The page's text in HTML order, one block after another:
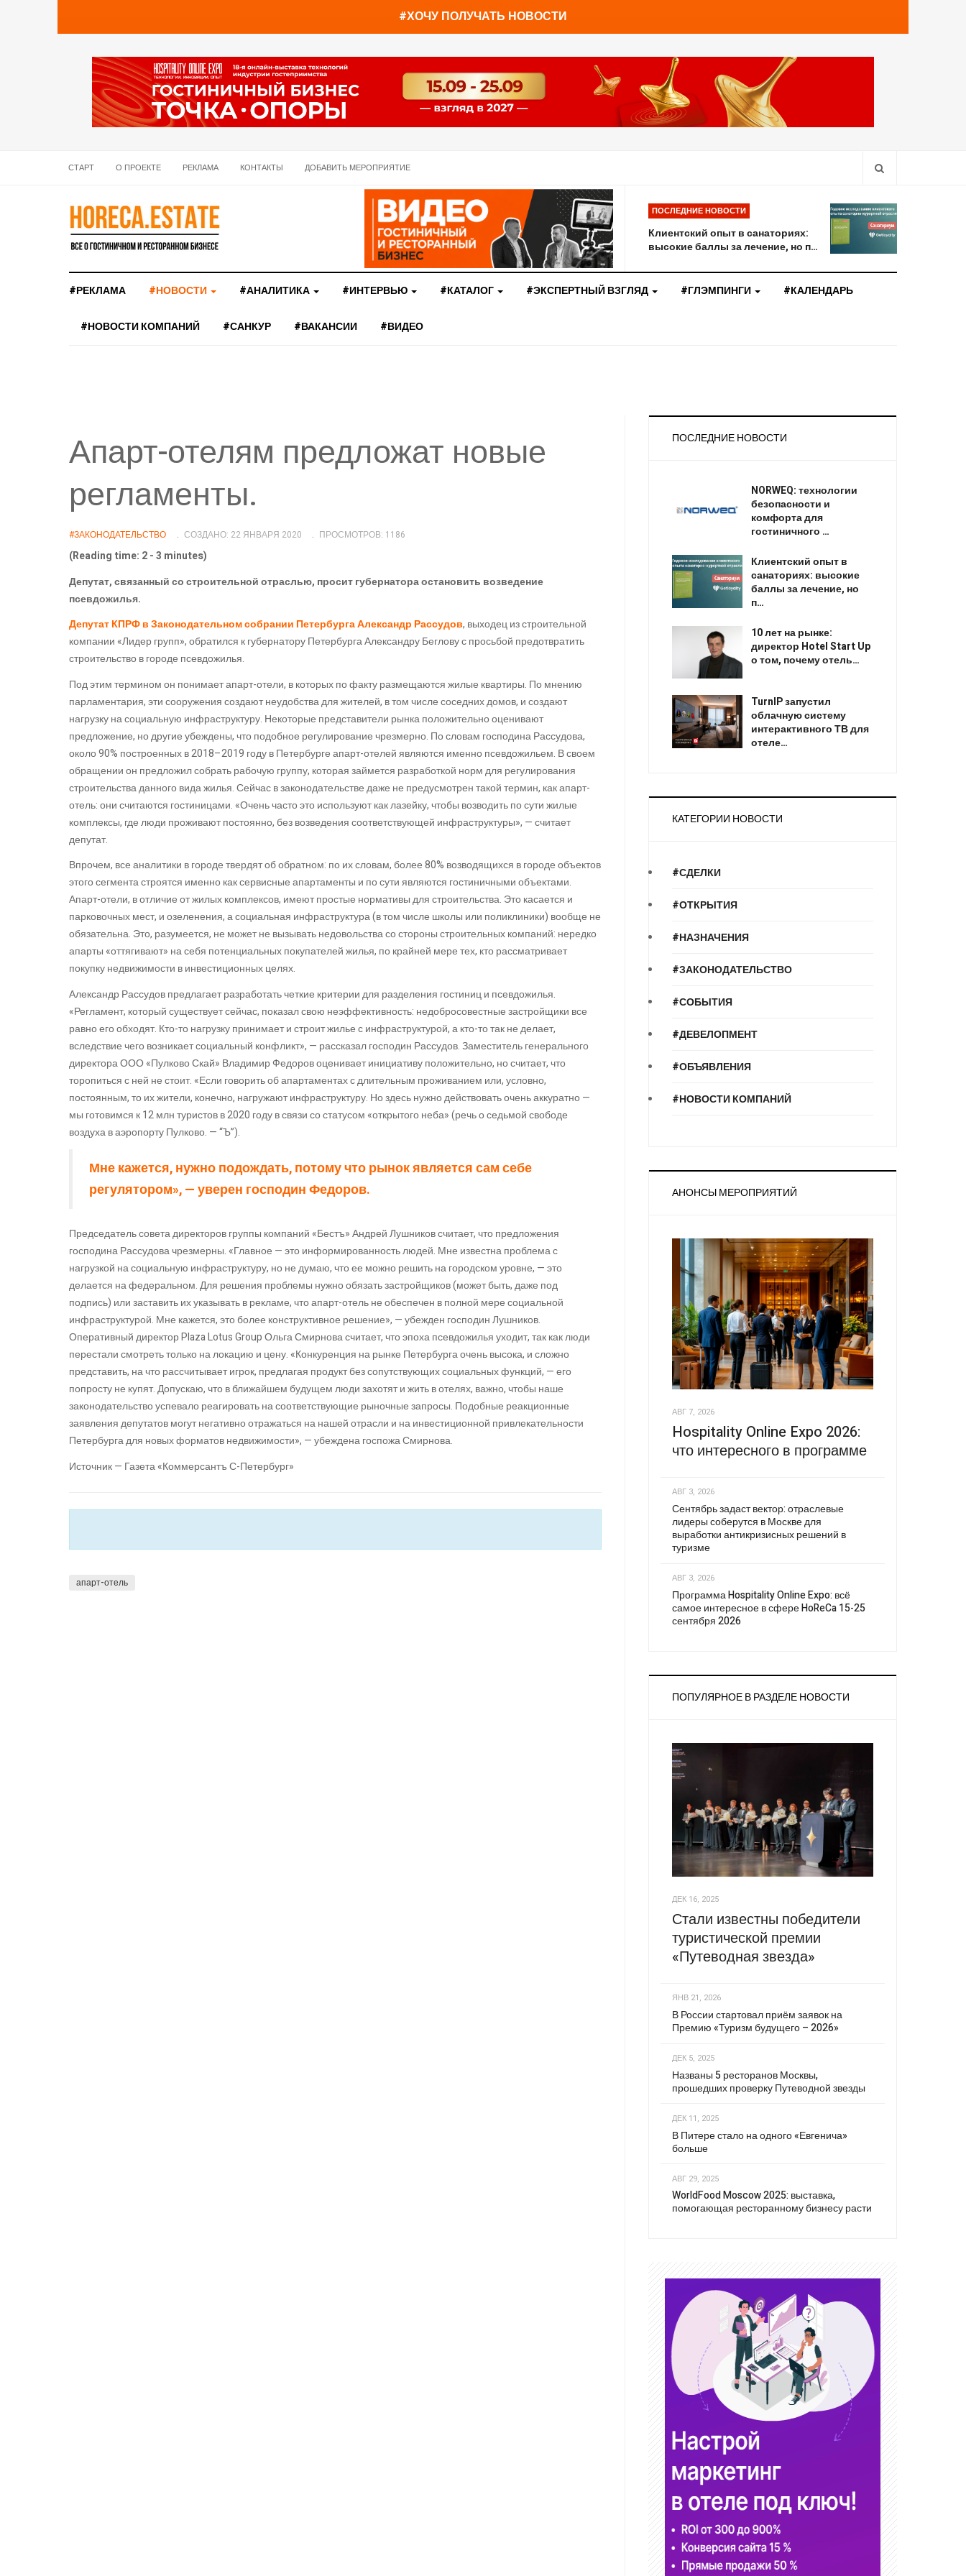
#ХОЧУ ПОЛУЧАТЬ НОВОСТИ
СТАРТ О ПРОЕКТЕ РЕКЛАМА КОНТАКТЫ ДОБАВИТЬ МЕРОПРИЯТИЕ
ПОСЛЕДНИЕ НОВОСТИ
Клиентский опыт в санаториях:
высокие баллы за лечение, но п…
#РЕКЛАМА #НОВОСТИ #АНАЛИТИКА #ИНТЕРВЬЮ #КАТАЛОГ #ЭКСПЕРТНЫЙ ВЗГЛЯД #ГЛЭМПИНГИ #КАЛЕНДАРЬ
#НОВОСТИ КОМПАНИЙ #САНКУР #ВАКАНСИИ #ВИДЕО
Апарт-отелям предложат новые
регламенты.
#ЗАКОНОДАТЕЛЬСТВО СОЗДАНО: 22 ЯНВАРЯ 2020 ПРОСМОТРОВ: 1186
(Reading time: 2 - 3 minutes)
Депутат, связанный со строительной отраслью, просит губернатора остановить возведение
псевдожилья.
Депутат КПРФ в Законодательном собрании Петербурга Александр Рассудов, выходец из строительной
компании «Лидер групп», обратился к губернатору Петербурга Александру Беглову с просьбой предотвратить
строительство в городе псевдожилья.
Под этим термином он понимает апарт-отели, в которых по факту размещаются жилые квартиры. По мнению
парламентария, эти сооружения создают неудобства для жителей, в том числе соседних домов, и создают
нагрузку на социальную инфраструктуру. Некоторые представители рынка положительно оценивают
предложение, но другие убеждены, что подобное регулирование чрезмерно. По словам господина Рассудова,
около 90% построенных в 2018–2019 году в Петербурге апарт-отелей являются именно псевдожильем. В своем
обращении он предложил собрать рабочую группу, которая займется разработкой норм для регулирования
строительства данного вида жилья. Сейчас в законодательстве даже не предусмотрен такой термин, как апарт-
отель: они считаются гостиницами. «Очень часто это используют как лазейку, чтобы возводить по сути жилые
комплексы, где люди проживают постоянно, без возведения соответствующей инфраструктуры», — считает
депутат.
Впрочем, все аналитики в городе твердят об обратном: по их словам, более 80% возводящихся в городе объектов
этого сегмента строятся именно как сервисные апартаменты и по сути являются гостиничными объектами.
Апарт-отели, в отличие от жилых комплексов, имеют простые нормативы для строительства. Это касается и
парковочных мест, и озеленения, а социальная инфраструктура (в том числе школы или поликлиники) вообще не
обязательна. Это, разумеется, не может не вызывать недовольства со стороны строительных компаний: нередко
апарты «оттягивают» на себя потенциальных покупателей жилья, по крайней мере тех, кто рассматривает
покупку недвижимости в инвестиционных целях.
Александр Рассудов предлагает разработать четкие критерии для разделения гостиниц и псевдожилья.
«Регламент, который существует сейчас, показал свою неэффективность: недобросовестные застройщики все
равно его обходят. Кто-то нагрузку принимает и строит жилье с инфраструктурой, а кто-то так не делает,
вследствие чего возникает социальный конфликт», — рассказал господин Рассудов. Заместитель генерального
директора ООО «Пулково Скай» Владимир Федоров оценивает инициативу положительно, но считает, что
торопиться с ней не стоит. «Если говорить об апартаментах с длительным проживанием или, условно,
постоянным, то их жители, конечно, нагружают инфраструктуру. Но здесь нужно действовать очень аккуратно —
мы готовимся к 12 млн туристов в 2020 году в связи со статусом «открытого неба» (речь о седьмой свободе
воздуха в аэропорту Пулково. — “Ъ”).
Мне кажется, нужно подождать, потому что рынок является сам себе
регулятором», — уверен господин Федоров.
Председатель совета директоров группы компаний «Бестъ» Андрей Лушников считает, что предложения
господина Рассудова чрезмерны. «Главное — это информированность людей. Мне известна проблема с
нагрузкой на социальную инфраструктуру, но не думаю, что ее можно решить на городском уровне, — это
делается на федеральном. Для решения проблемы нужно обязать застройщиков (может быть, даже под
подпись) или заставить их указывать в рекламе, что апарт-отель не обеспечен в полной мере социальной
инфраструктурой. Мне кажется, это более конструктивное решение», — убежден господин Лушников.
Оперативный директор Plaza Lotus Group Ольга Смирнова считает, что эпоха псевдожилья уходит, так как люди
перестали смотреть только на локацию и цену. «Конкуренция на рынке Петербурга очень высока, и сложно
представить, на что рассчитывает игрок, предлагая продукт без сопутствующих социальных функций, — его
попросту не купят. Допускаю, что в ближайшем будущем люди захотят и жить в отелях, важно, чтобы наше
законодательство успевало реагировать на соответствующие рыночные запросы. Подобные реакционные
заявления депутатов могут негативно отражаться на нашей отрасли и на инвестиционной привлекательности
Петербурга для новых форматов недвижимости», — убеждена госпожа Смирнова.
Источник — Газета «Коммерсантъ С-Петербург»
апарт-отель
ПОСЛЕДНИЕ НОВОСТИ
NORWEQ: технологии
безопасности и
комфорта для
гостиничного …
Клиентский опыт в
санаториях: высокие
баллы за лечение, но
п…
10 лет на рынке:
директор Hotel Start Up
о том, почему отель…
TurnIP запустил
облачную систему
интерактивного ТВ для
отеле…
КАТЕГОРИИ НОВОСТИ
#СДЕЛКИ
#ОТКРЫТИЯ
#НАЗНАЧЕНИЯ
#ЗАКОНОДАТЕЛЬСТВО
#СОБЫТИЯ
#ДЕВЕЛОПМЕНТ
#ОБЪЯВЛЕНИЯ
#НОВОСТИ КОМПАНИЙ
АНОНСЫ МЕРОПРИЯТИЙ
АВГ 7, 2026
Hospitality Online Expo 2026:
что интересного в программе
АВГ 3, 2026
Сентябрь задаст вектор: отраслевые
лидеры соберутся в Москве для
выработки антикризисных решений в
туризме
АВГ 3, 2026
Программа Hospitality Online Expo: всё
самое интересное в сфере HoReCa 15-25
сентября 2026
ПОПУЛЯРНОЕ В РАЗДЕЛЕ НОВОСТИ
ДЕК 16, 2025
Стали известны победители
туристической премии
«Путеводная звезда»
ЯНВ 21, 2026
В России стартовал приём заявок на
Премию «Туризм будущего – 2026»
ДЕК 5, 2025
Названы 5 ресторанов Москвы,
прошедших проверку Путеводной звезды
ДЕК 11, 2025
В Питере стало на одного «Евгенича»
больше
АВГ 29, 2025
WorldFood Moscow 2025: выставка,
помогающая ресторанному бизнесу расти